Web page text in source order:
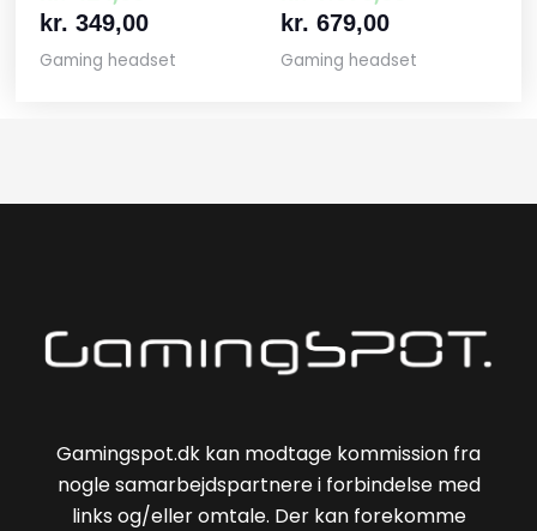
kr. 349,00
Gaming headset
kr. 679,00
Gaming headset
Gamingspot.dk kan modtage kommission fra
nogle samarbejdspartnere i forbindelse med
links og/eller omtale. Der kan forekomme